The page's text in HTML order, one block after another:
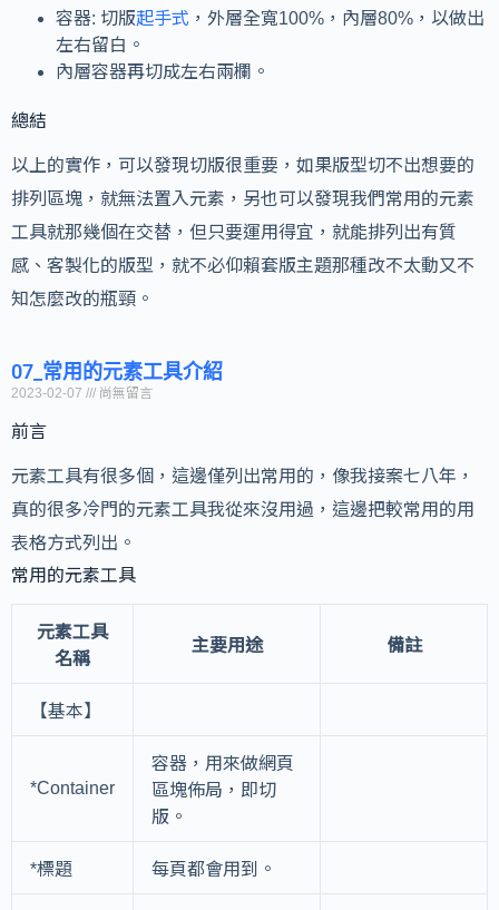
容器: 切版起手式 ，外層全寬100%，內層80%，以做出
左右留白。
內層容器再切成左右兩欄。
總結
以上的實作，可以發現切版很重要，如果版型切不出想要的
排列區塊，就無法置入元素，另也可以發現我們常用的元素
工具就那幾個在交替，但只要運用得宜，就能排列出有質
感、客製化的版型，就不必仰賴套版主題那種改不太動又不
知怎麼改的瓶頸。
07_常用的元素工具介紹
2023-02-07 尚無留言
前言
元素工具有很多個，這邊僅列出常用的，像我接案七八年，
真的很多冷門的元素工具我從來沒用過，這邊把較常用的用
表格方式列出。
常用的元素工具
元素工具
名稱
主要用途 備註
【基本】
*Container
容器，用來做網頁
區塊佈局，即切
版。
*標題 每頁都會用到。